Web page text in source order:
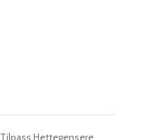
Tilpass Hettegensere